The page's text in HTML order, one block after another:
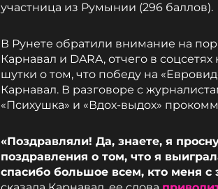
участница из Румынии (296 баллов).
В Рунете обратили внимание на
Карнавал и DARA, отчего в
шутки о том, что победу на
Карнавал. В разговоре с
«Психушка» и «Вдох-выдох»
«Поздравляли! Да, знаете, я
поздравления о том, что я
спасибо большое всем, кто меня с